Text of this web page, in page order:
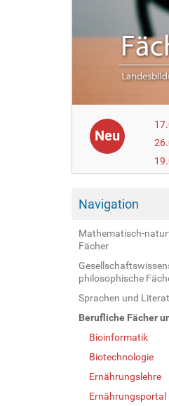
r
Neu
Navigation
Mathematisch-
Fächer
philosophische
Sprachen und
Berufliche Fächer
Bioinformatik
Biotechnologie
Ernährungslehre